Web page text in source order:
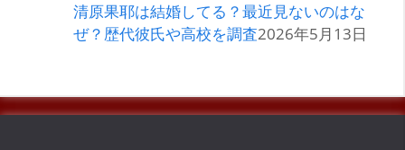
清原果耶は結婚してる？最近見ないのはな
ぜ？歴代彼氏や高校を調査2026年5月13日